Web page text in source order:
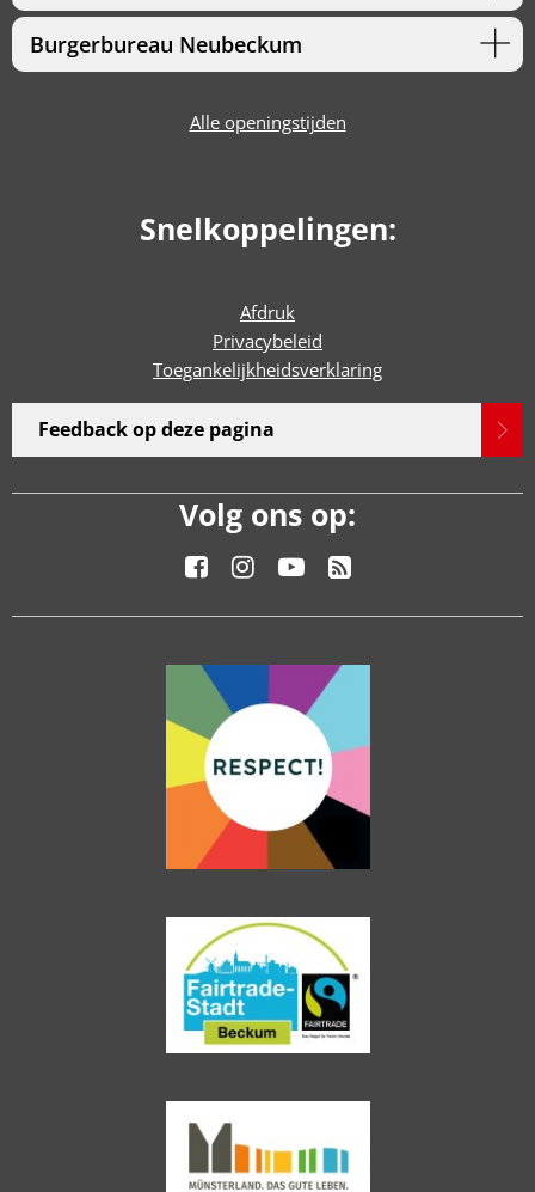
Burgerbureau Neubeckum
Alle openingstijden
Snelkoppelingen:
Afdruk
Privacybeleid
Toegankelijkheidsverklaring
Feedback op deze pagina
Volg ons op: